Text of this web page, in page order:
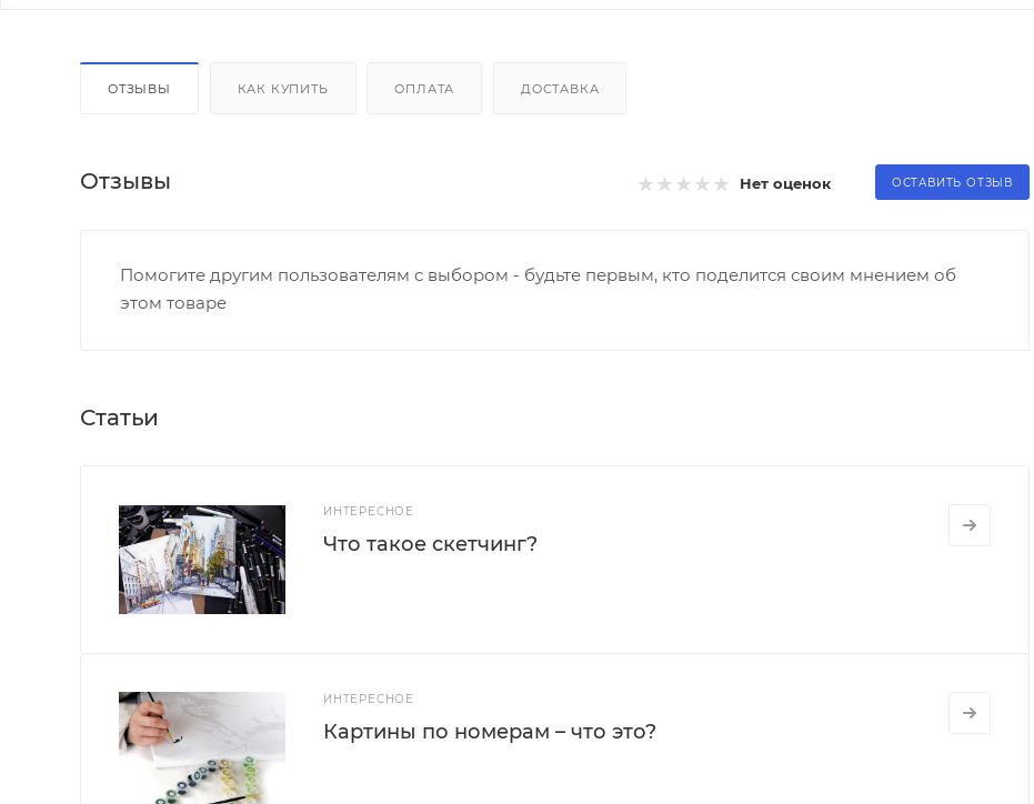
ОТЗЫВЫ КАК КУПИТЬ ОПЛАТА ДОСТАВКА
Отзывы Нет оценок ОСТАВИТЬ ОТЗЫВ
Помогите другим пользователям с выбором - будьте первым, кто поделится своим мнением об
этом товаре
Статьи
ИНТЕРЕСНОЕ
Что такое скетчинг?
ИНТЕРЕСНОЕ
Картины по номерам – что это?